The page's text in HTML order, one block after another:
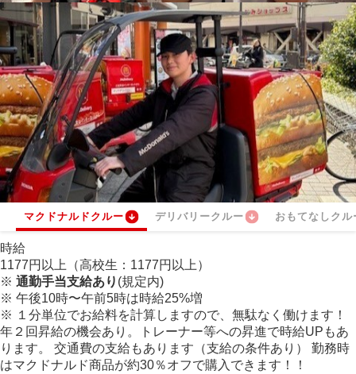
マクドナルドクルー デリバリークルー おもてなしクル
時給
1177円 以上（高校生： 1177円 以上）
※ 通勤手当支給あり (規定内)
※ 午後10時〜午前5時は時給25%増
※ １分単位でお給料を計算しますので、無駄なく働けます！
年２回昇給の機会あり。トレーナー等への昇進で時給UPもあ
ります。 交通費の支給もあります（支給の条件あり） 勤務時
はマクドナルド商品が約30％オフで購入できます！！